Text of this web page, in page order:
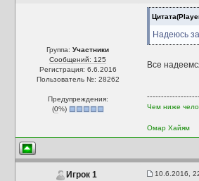
Группа:Участники
Сообщений: 125
Регистрация: 6.6.2016
Пользователь №: 28262
Предупреждения:
(0%)
Надеюсь
Все
Чем ниже
Омар Хайям
Игрок 1 10.6.2016,